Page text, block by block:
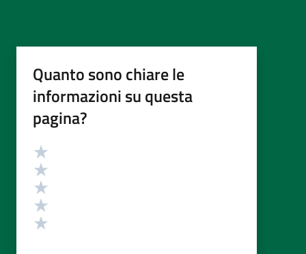
Quanto sono chiare le
informazioni su questa
pagina?
Valutazione